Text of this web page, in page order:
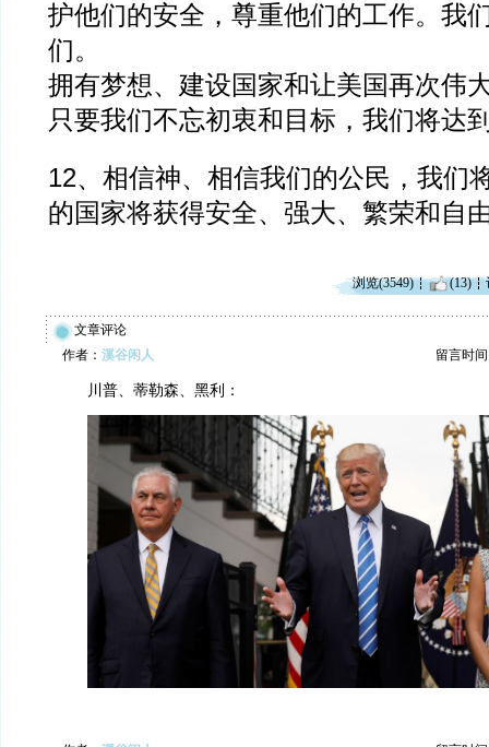
护他们的安全，尊重他们的工作。我
们。
拥有梦想、建设国家和让美国再次伟
只要我们不忘初衷和目标，我们将达
12、相信神、相信我们的公民，我们
的国家将获得安全、强大、繁荣和自
浏览(3549) (13)
文章评论
作者： 溪谷闲人 留言时间
川普、蒂勒森、黑利：